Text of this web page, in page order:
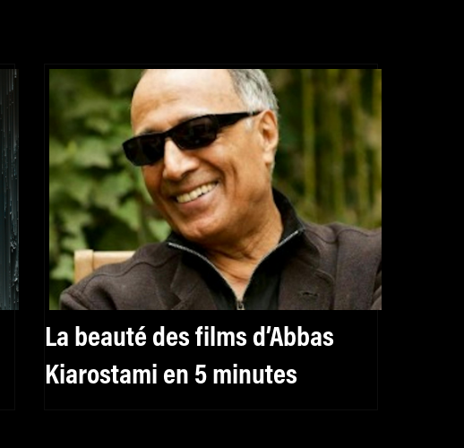
La beauté des films d’Abbas
Kiarostami en 5 minutes